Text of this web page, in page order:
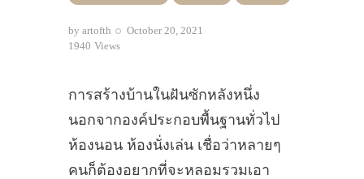
by artofth
October 20, 2021
1940 Views
การสร้างบ้านในฝันซักหลังหนึ่ง
นอกจากองค์ประกอบพื้นฐานทั่วไป
ห้องนอน ห้องนั่งเล่น เชื่อว่าหลายๆ
คนก็ต้องอยากที่จะหลอมรวมเอา